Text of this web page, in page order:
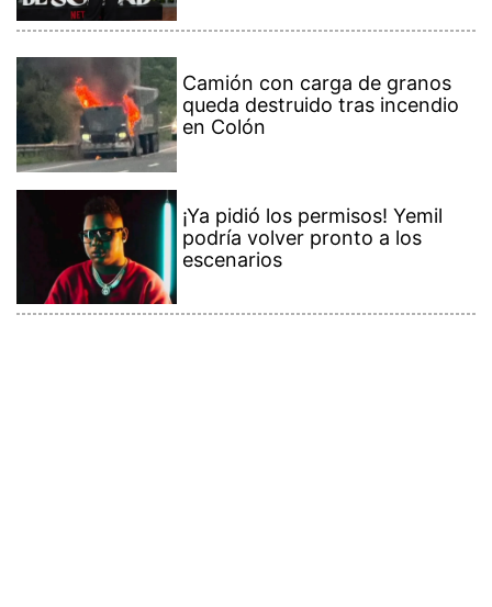
Camión con carga de granos
queda destruido tras incendio
en Colón
¡Ya pidió los permisos! Yemil
podría volver pronto a los
escenarios